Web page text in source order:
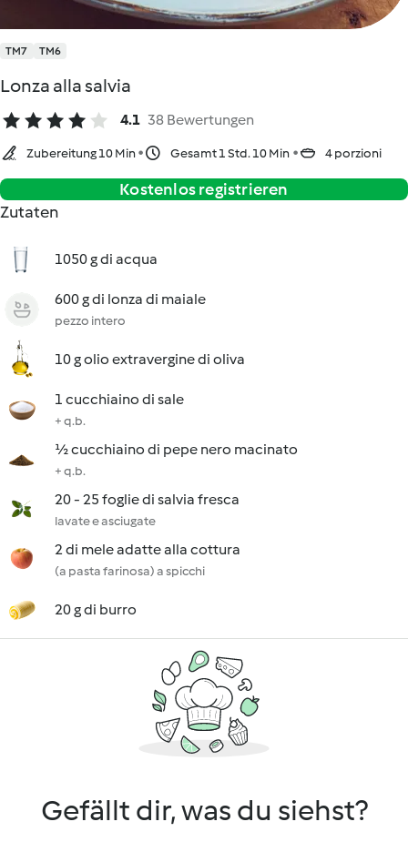
TM7 TM6
Lonza alla salvia
4.1 38 Bewertungen
Zubereitung 10 Min Gesamt 1 Std. 10 Min 4 porzioni
Kostenlos registrieren
Zutaten
1050 g di acqua
600 g di lonza di maiale
pezzo intero
10 g olio extravergine di oliva
1 cucchiaino di sale
+ q.b.
½ cucchiaino di pepe nero macinato
+ q.b.
20 - 25 foglie di salvia fresca
lavate e asciugate
2 di mele adatte alla cottura
(a pasta farinosa) a spicchi
20 g di burro
Gefällt dir, was du siehst?